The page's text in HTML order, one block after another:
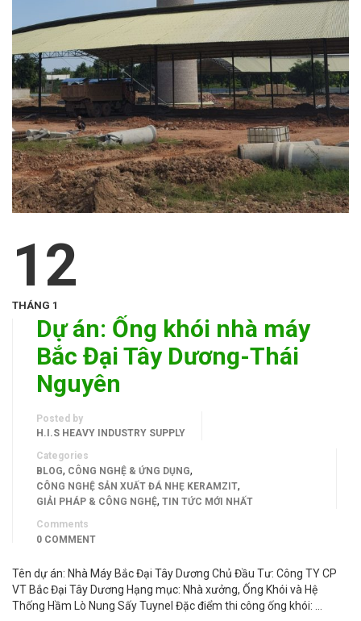
12
THÁNG 1
Dự án: Ống khói nhà máy
Bắc Đại Tây Dương-Thái
Nguyên
Posted by
H.I.S HEAVY INDUSTRY SUPPLY
Categories
BLOG, CÔNG NGHỆ & ỨNG DỤNG,
CÔNG NGHỆ SẢN XUẤT ĐÁ NHẸ KERAMZIT,
GIẢI PHÁP & CÔNG NGHỆ, TIN TỨC MỚI NHẤT
Comments
0 COMMENT
Tên dự án: Nhà Máy Bắc Đại Tây Dương Chủ Đầu Tư: Công TY CP
VT Bắc Đại Tây Dương Hạng mục: Nhà xưởng, Ống Khói và Hệ
Thống Hầm Lò Nung Sấy Tuynel Đặc điểm thi công ống khói: …